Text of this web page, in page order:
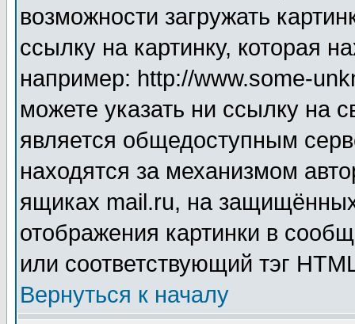
возможности загружать
ссылку на картинку, которая
например: http://www.some-
можете указать ни ссылку на
является общедоступным
находятся за механизмом
ящиках mail.ru, на
отображения картинки в
или соответствующий тэг
Вернуться к началу